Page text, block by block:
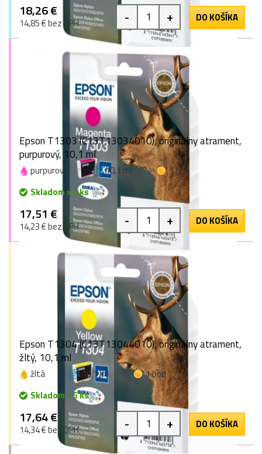
18,26 €
14,85 € bez DPH - + DO KOŠÍKA
Epson T1303 (C13T13034010), originálny atrament,
purpurový, 10,1 ml
purpurová 10,1 ml
1 bod
Skladom > 5 ks
17,51 €
14,23 € bez DPH - + DO KOŠÍKA
Epson T1304 (C13T13044010), originálny atrament,
žltý, 10,1 ml
žltá 10,1 ml
1 bod
Skladom > 5 ks
17,64 €
14,34 € bez DPH - + DO KOŠÍKA